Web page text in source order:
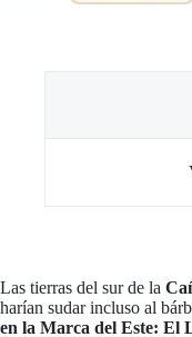
Las tierras del sur de la
harían sudar incluso al
en la Marca del Este: El